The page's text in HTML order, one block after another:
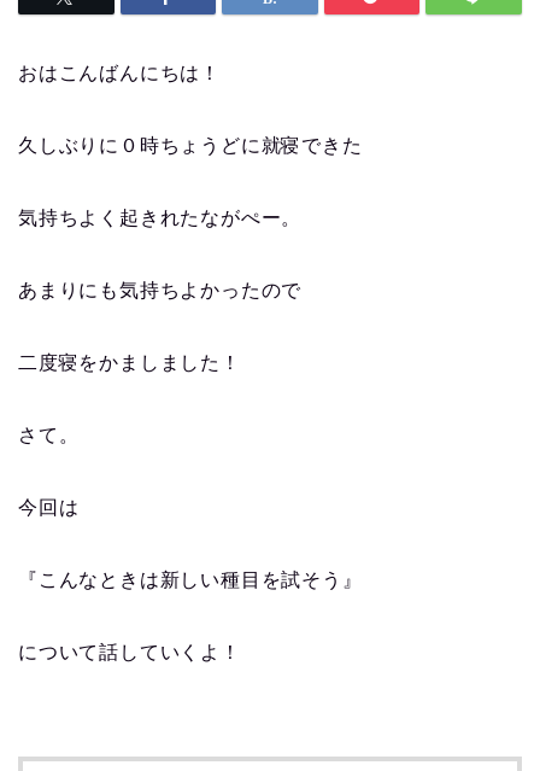
おはこんばんにちは！
久しぶりに０時ちょうどに就寝できた
気持ちよく起きれたながぺー。
あまりにも気持ちよかったので
二度寝をかましました！
さて。
今回は
『こんなときは新しい種目を試そう』
について話していくよ！